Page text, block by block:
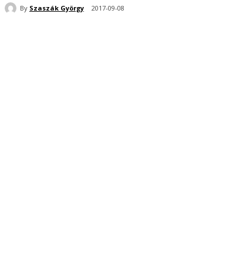
By Szaszák György 2017-09-08